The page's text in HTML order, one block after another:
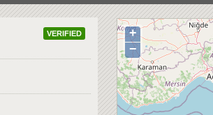
VERIFIED
+
−